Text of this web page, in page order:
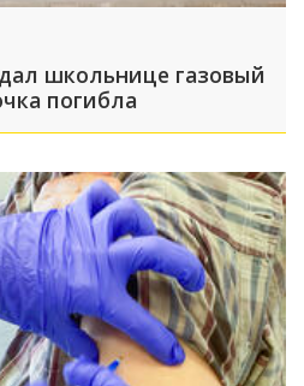
школьнице газовый
погибла